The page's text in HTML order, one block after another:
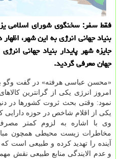
فقط سفر: سخنگوی شورای اسلامی
بنیاد جهانی انرژی به این شهر،
جایزه شهر پایدار بنیاد جهانی
جهان معرفی گردید.
«محسن عباسی هرفته» در گفت وگو با
امروز انرژی یكی از گرانترین
نمود: وقتی بحث ثروت كشورها در
یكی از اقلام شاخص در حوزه دارایی
وی با اشاره به لزوم كمتر
مخاطرات زیست محیطی همچون
آینده را تهدید كرده و طبیعی است
و عدم الایندگی منابع طبیعی نقش